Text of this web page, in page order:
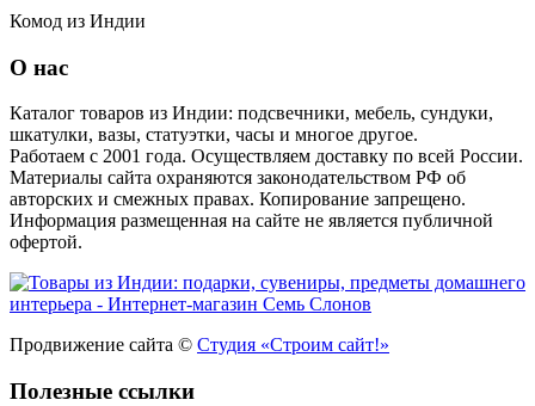
Комод из Индии
О нас
Каталог товаров из Индии: подсвечники, мебель, сундуки,
шкатулки, вазы, статуэтки, часы и многое другое.
Работаем с 2001 года. Осуществляем доставку по всей России.
Материалы сайта охраняются законодательством РФ об
авторских и смежных правах. Копирование запрещено.
Информация размещенная на сайте не является публичной
офертой.
Продвижение сайта © Студия «Строим сайт!»
Полезные ссылки